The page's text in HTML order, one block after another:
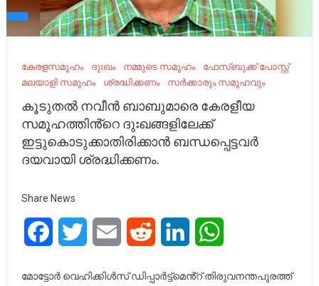
കേരളസമൂഹം ദുഃഖം നമ്മുടെ സമൂഹം
ഫേസ്ബുക്ക് പോസ്റ്റ്
മലയാളി സമൂഹം
ശ്രദ്ധിക്കണം സർക്കാരും സമൂഹവും
കൂടുതൽ നവീൻ ബാബുമാരെ കേരളീയ
സമൂഹത്തിൻ്റെ ദുഃഖങ്ങളിലേക്ക്
ഇട്ടുകൊടുക്കാതിരിക്കാൻ ബന്ധപ്പെട്ടവർ
ദയവായി ശ്രദ്ധിക്കണം.
Share News
FacebookTwitter Email Reddit LinkedIn
മോട്ടോർ വെഹിക്കിൾസ് ഡിപ്പാർട്ട്മെൻ്റ് തിരുവനന്തപുരത്ത്